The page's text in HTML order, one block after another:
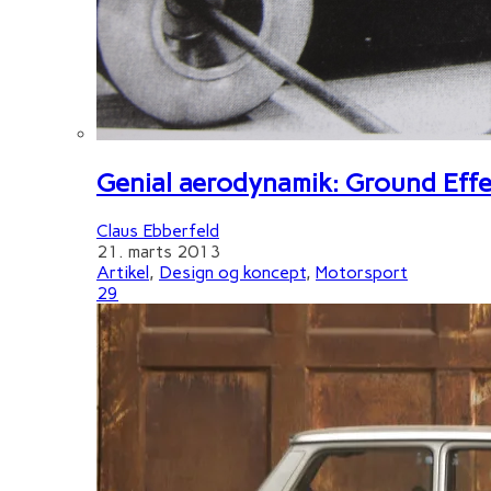
Genial aerodynamik: Ground
Claus Ebberfeld
21. marts 2013
Artikel, Design og koncept, Motorsport
29